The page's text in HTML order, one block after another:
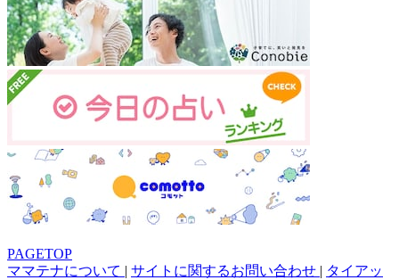
PAGETOP
ママテナについて | サイトに関するお問い合わせ | タイアッ